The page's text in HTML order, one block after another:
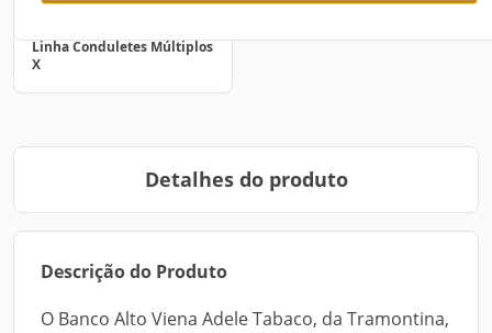
Linha Conduletes Múltiplos
X
Detalhes do produto
Descrição do Produto
O Banco Alto Viena Adele Tabaco, da Tramontina,